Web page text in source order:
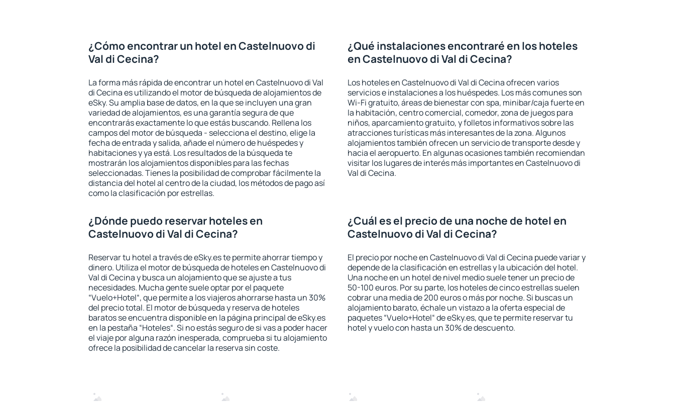
¿Cómo encontrar un hotel en Castelnuovo di
Val di Cecina?
La forma más rápida de encontrar un hotel en Castelnuovo di Val
di Cecina es utilizando el motor de búsqueda de alojamientos de
eSky. Su amplia base de datos, en la que se incluyen una gran
variedad de alojamientos, es una garantía segura de que
encontrarás exactamente lo que estás buscando. Rellena los
campos del motor de búsqueda - selecciona el destino, elige la
fecha de entrada y salida, añade el número de huéspedes y
habitaciones y ya está. Los resultados de la búsqueda te
mostrarán los alojamientos disponibles para las fechas
seleccionadas. Tienes la posibilidad de comprobar fácilmente la
distancia del hotel al centro de la ciudad, los métodos de pago así
como la clasificación por estrellas.
¿Qué instalaciones encontraré en los hoteles
en Castelnuovo di Val di Cecina?
Los hoteles en Castelnuovo di Val di Cecina ofrecen varios
servicios e instalaciones a los huéspedes. Los más comunes son
Wi-Fi gratuito, áreas de bienestar con spa, minibar/caja fuerte en
la habitación, centro comercial, comedor, zona de juegos para
niños, aparcamiento gratuito, y folletos informativos sobre las
atracciones turísticas más interesantes de la zona. Algunos
alojamientos también ofrecen un servicio de transporte desde y
hacia el aeropuerto. En algunas ocasiones también recomiendan
visitar los lugares de interés más importantes en Castelnuovo di
Val di Cecina.
¿Dónde puedo reservar hoteles en
Castelnuovo di Val di Cecina?
Reservar tu hotel a través de eSky.es te permite ahorrar tiempo y
dinero. Utiliza el motor de búsqueda de hoteles en Castelnuovo di
Val di Cecina y busca un alojamiento que se ajuste a tus
necesidades. Mucha gente suele optar por el paquete
“Vuelo+Hotel“, que permite a los viajeros ahorrarse hasta un 30%
del precio total. El motor de búsqueda y reserva de hoteles
baratos se encuentra disponible en la página principal de eSky.es
en la pestaña “Hoteles“. Si no estás seguro de si vas a poder hacer
el viaje por alguna razón inesperada, comprueba si tu alojamiento
ofrece la posibilidad de cancelar la reserva sin coste.
¿Cuál es el precio de una noche de hotel en
Castelnuovo di Val di Cecina?
El precio por noche en Castelnuovo di Val di Cecina puede variar y
depende de la clasificación en estrellas y la ubicación del hotel.
Una noche en un hotel de nivel medio suele tener un precio de
50-100 euros. Por su parte, los hoteles de cinco estrellas suelen
cobrar una media de 200 euros o más por noche. Si buscas un
alojamiento barato, échale un vistazo a la oferta especial de
paquetes “Vuelo+Hotel“ de eSky.es, que te permite reservar tu
hotel y vuelo con hasta un 30% de descuento.